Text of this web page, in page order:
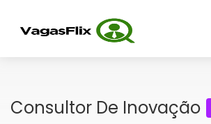
Consultor De Inovação